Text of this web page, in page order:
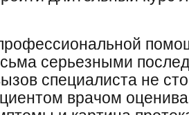
серьезными
специалиста не
врачом